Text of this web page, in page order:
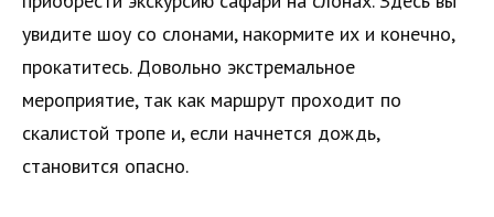
увидите шоу со слонами, накормите их и конечно,
прокатитесь. Довольно экстремальное
мероприятие, так как маршрут проходит по
скалистой тропе и, если начнется дождь,
становится опасно.